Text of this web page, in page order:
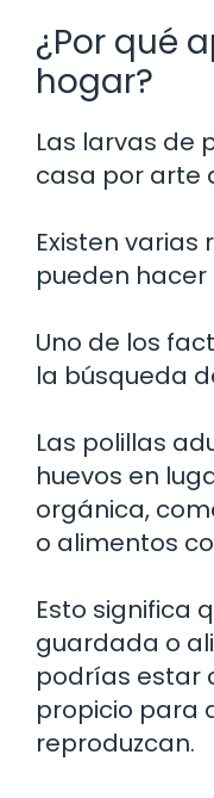
¿Por qué
hogar?
Las larvas de
casa por arte
Existen varias
pueden hacer
Uno de los
la búsqueda
Las polillas
huevos en
orgánica,
o alimentos
Esto significa
guardada o
podrías estar
propicio para
reproduzcan.